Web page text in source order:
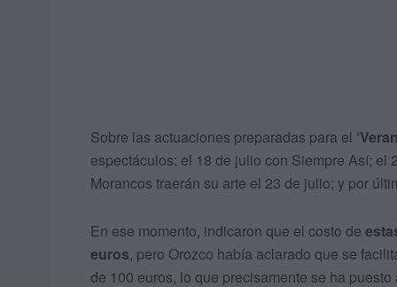
Sobre las actuaciones preparadas para el
espectáculos: el 18 de julio con Siempre Así;
Morancos traerán su arte el 23 de julio; y por
En ese momento, indicaron que el costo de
euros, pero Orozco había aclarado que se
de 100 euros, lo que precisamente se ha